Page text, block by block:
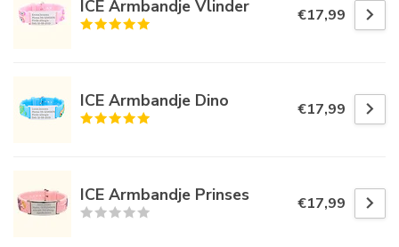
ICE Armbandje Vlinder €17,99
ICE Armbandje Dino €17,99
ICE Armbandje Prinses €17,99